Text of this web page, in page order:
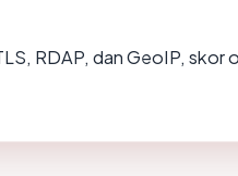
RDAP, dan GeoIP,